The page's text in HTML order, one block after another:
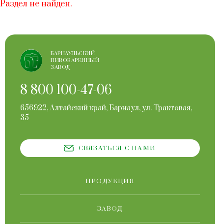
Раздел не найден.
БАРНАУЛЬСКИЙ
ПИВОВАРЕННЫЙ
ЗАВОД
8 800 100-47-06
656922, Алтайский край, Барнаул, ул. Трактовая,
35
СВЯЗАТЬСЯ С НАМИ
ПРОДУКЦИЯ
ЗАВОД